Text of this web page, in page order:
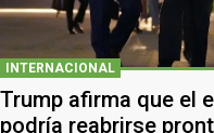
INTERNACIONAL
Trump afirma que el
podría reabrirse